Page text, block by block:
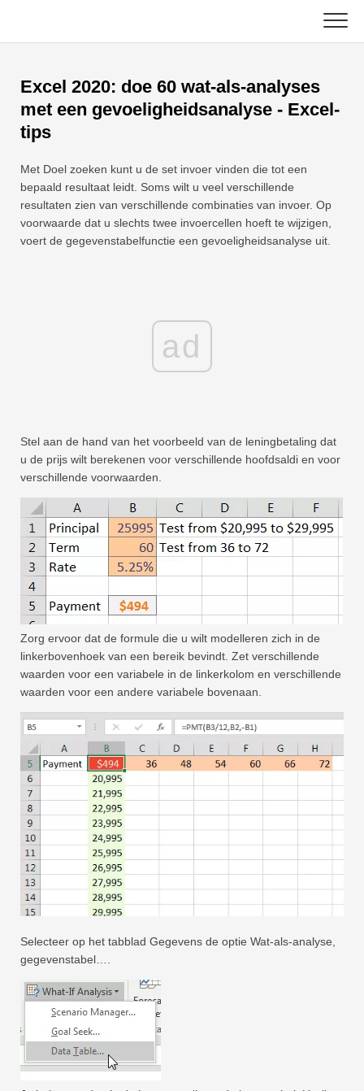
content
Excel-functies
Grafiek
Excel-tips
Woordenlijst
C ++
DSA
Java
Excel 2020: doe 60 wat-als-analyses
met een gevoeligheidsanalyse - Excel-
tips
Met Doel zoeken kunt u de set invoer vinden die tot een
bepaald resultaat leidt. Soms wilt u veel verschillende
resultaten zien van verschillende combinaties van invoer. Op
voorwaarde dat u slechts twee invoercellen hoeft te wijzigen,
voert de gegevenstabelfunctie een gevoeligheidsanalyse uit.
ad
Stel aan de hand van het voorbeeld van de leningbetaling dat
u de prijs wilt berekenen voor verschillende hoofdsaldi en voor
verschillende voorwaarden.
Zorg ervoor dat de formule die u wilt modelleren zich in de
linkerbovenhoek van een bereik bevindt. Zet verschillende
waarden voor een variabele in de linkerkolom en verschillende
waarden voor een andere variabele bovenaan.
Selecteer op het tabblad Gegevens de optie Wat-als-analyse,
gegevenstabel….